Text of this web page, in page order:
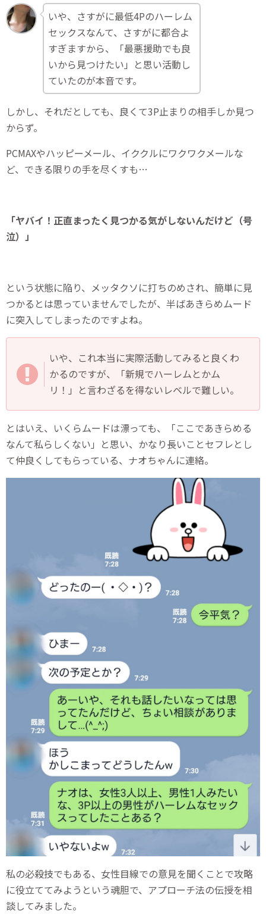
いや、さすがに最低4Pのハーレム
セックスなんて、さすがに都合よ
すぎますから、「最悪援助でも良
いから見つけたい」と思い活動し
ていたのが本音です。
しかし、それだとしても、良くて3P止まりの相手しか見つ
からず。
PCMAXやハッピーメール、イククルにワクワクメールな
ど、できる限りの手を尽くすも…
「ヤバイ！正直まったく見つかる気がしないんだけど（号
泣）」
という状態に陥り、メッタクソに打ちのめされ、簡単に見
つかるとは思っていませんでしたが、半ばあきらめムード
に突入してしまったのですよね。
いや、これ本当に実際活動してみると良くわ
かるのですが、「新規でハーレムとかム
リ！」と言わざるを得ないレベルで難しい。
とはいえ、いくらムードは漂っても、「ここであきらめる
なんて私らしくない」と思い、かなり長いことセフレとし
て仲良くしてもらっている、ナオちゃんに連絡。
私の必殺技でもある、女性目線での意見を聞くことで攻略
に役立ててみようという魂胆で、アプローチ法の伝授を相
談してみました。